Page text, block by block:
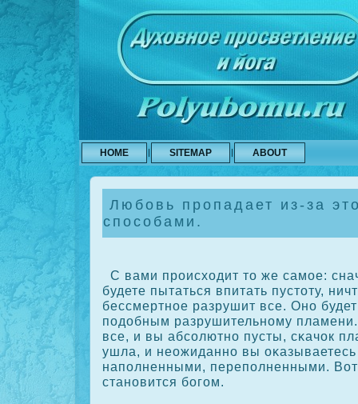
HOME SITEMAP ABOUT
Любовь пропадает из-за
способами.
С вами происходит то же самое:
будете пытаться впитать пустоту,
бессмертное разрушит все. Оно
подобным разрушительному
все, и вы абсοлютно пусты, сκачοк
ушла, и неожиданно вы
наполненными, переполненными. Вот
становится богом.